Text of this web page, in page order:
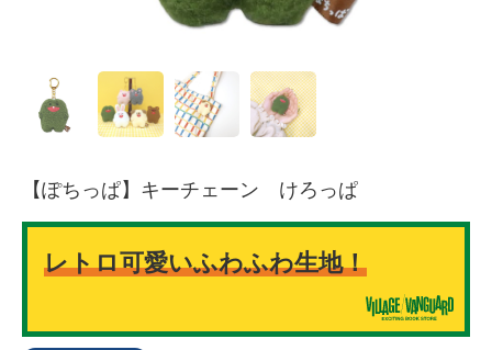
【ぽちっぱ】キーチェーン けろっぱ
レトロ可愛いふわふわ生地！